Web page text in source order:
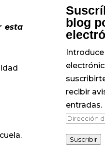
esta
blog
recibir
entradas.
Dirección
correo
Suscribir